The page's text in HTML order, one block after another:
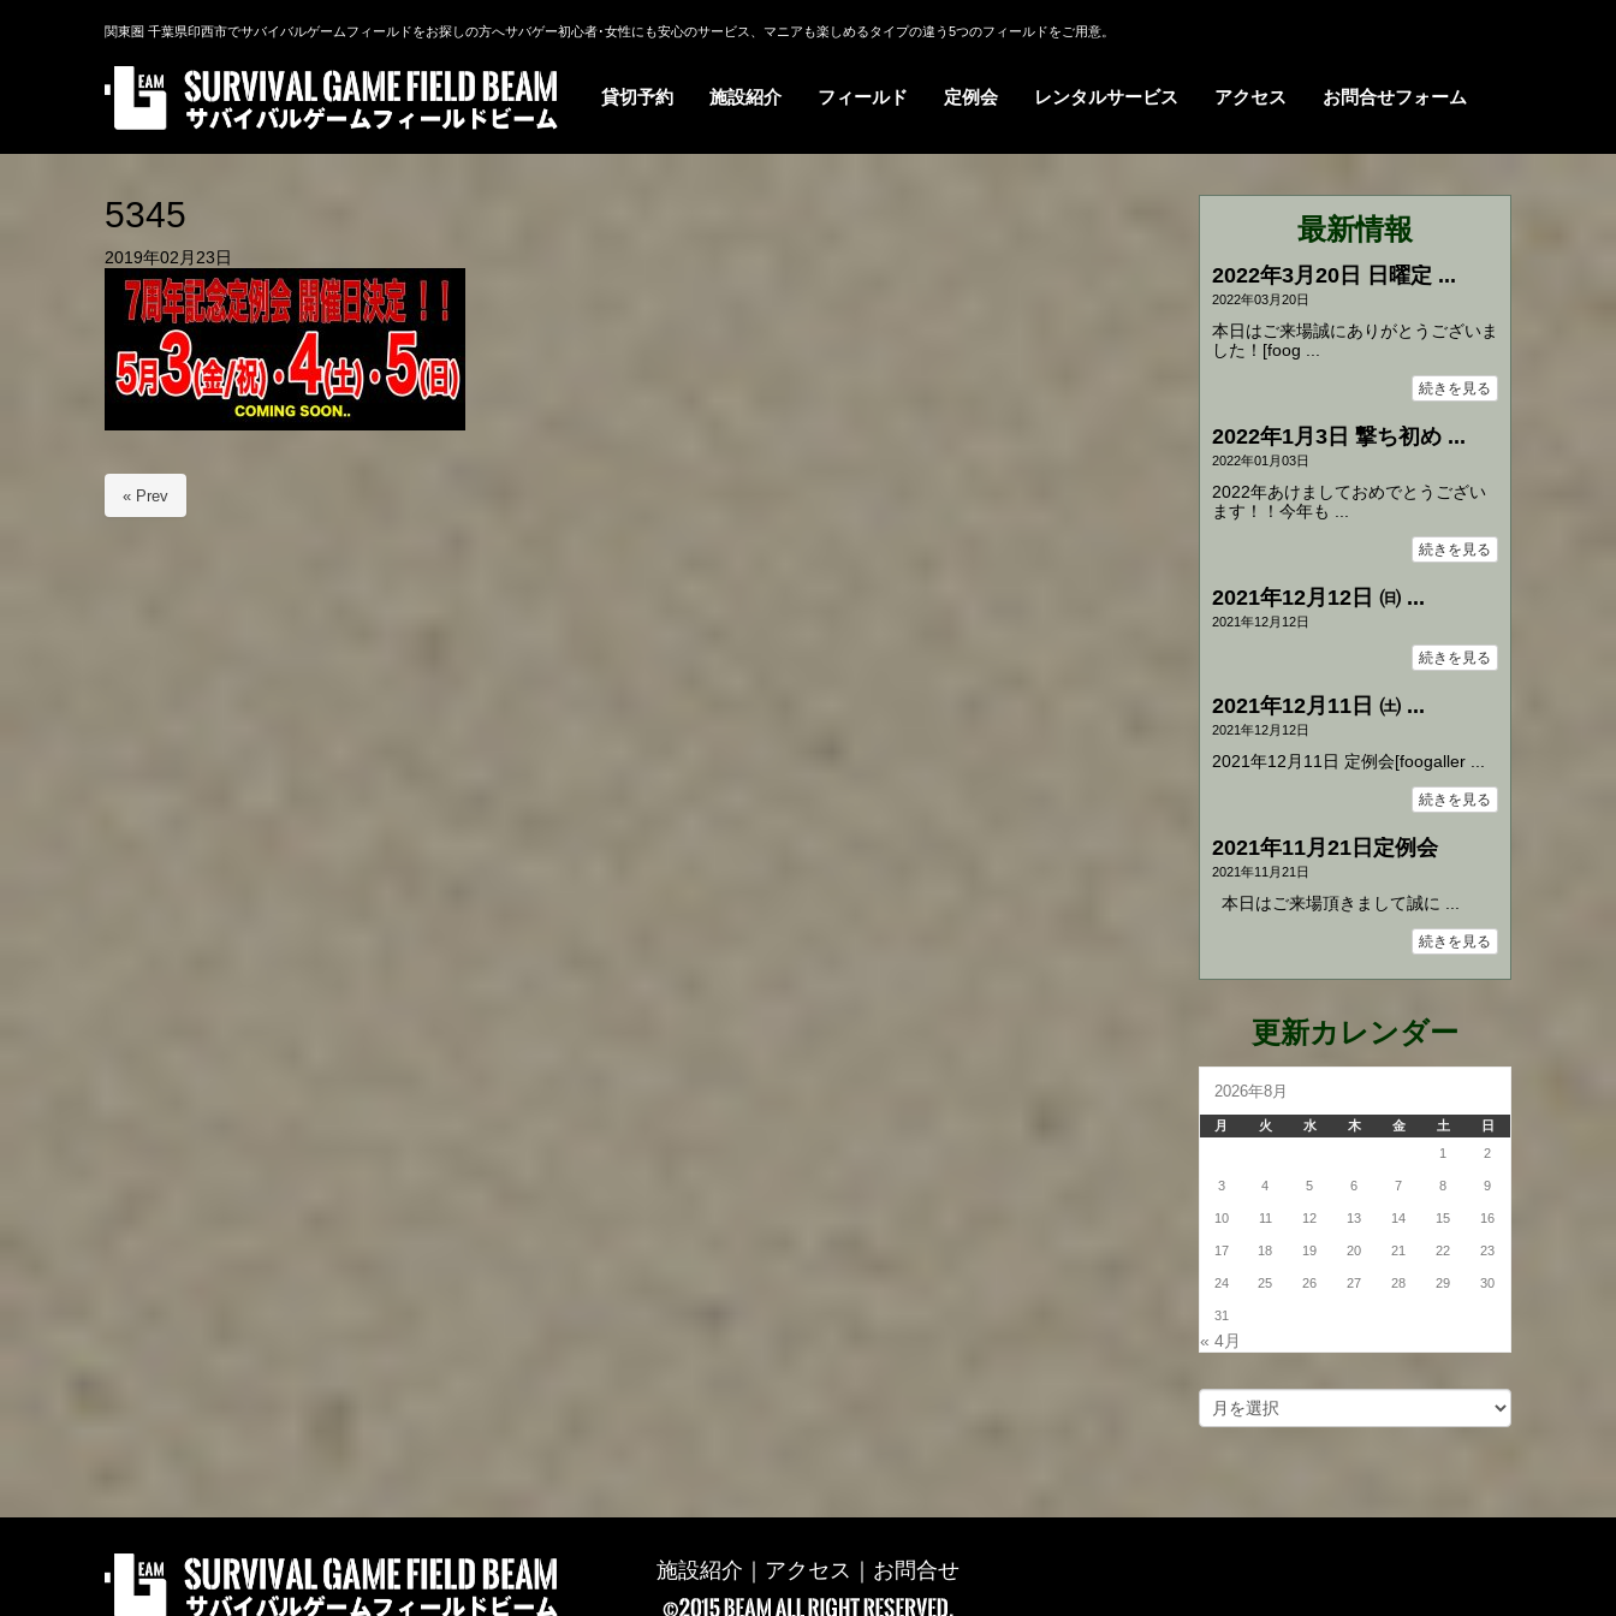
関東圏 千葉県印西市でサバイバルゲームフィールドをお探しの方へサバゲー初心者･女性にも安心のサービス、マニアも楽しめるタイプの違う5つのフィールドをご用意。
貸切予約 施設紹介 フィールド 定例会 レンタルサービス アクセス お問合せフォーム
5345
2019年02月23日
« Prev
最新情報
2022年3月20日 日曜定 ...
2022年03月20日
本日はご来場誠にありがとうございま
した！[foog ...
続きを見る
2022年1月3日 撃ち初め ...
2022年01月03日
2022年あけましておめでとうござい
ます！！今年も ...
続きを見る
2021年12月12日 ㈰ ...
2021年12月12日
続きを見る
2021年12月11日 ㈯ ...
2021年12月12日
2021年12月11日 定例会[foogaller ...
続きを見る
2021年11月21日定例会
2021年11月21日
本日はご来場頂きまして誠に ...
続きを見る
更新カレンダー
2026年8月
月 火 水 木 金 土
日
1
2
3 4 5 6 7 8 9
10 11 12 13 14 15 16
17 18 19 20 21 22 23
24 25 26 27 28 29 30
31
« 4月
施設紹介 ｜ アクセス ｜ お問合せ